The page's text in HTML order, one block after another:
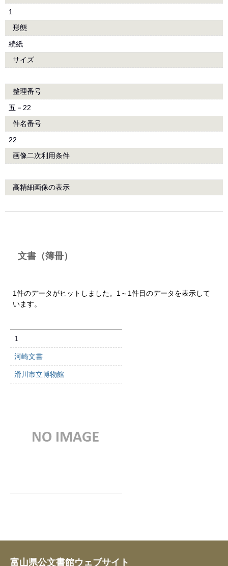
1
形態
続紙
サイズ
整理番号
五－22
件名番号
22
画像二次利用条件
高精細画像の表示
文書（簿冊）
1件のデータがヒットしました。1～1件目のデータを表示して
います。
1
河崎文書
滑川市立博物館
富山県公文書館ウェブサイト